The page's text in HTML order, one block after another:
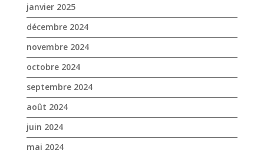
janvier 2025
décembre 2024
novembre 2024
octobre 2024
septembre 2024
août 2024
juin 2024
mai 2024